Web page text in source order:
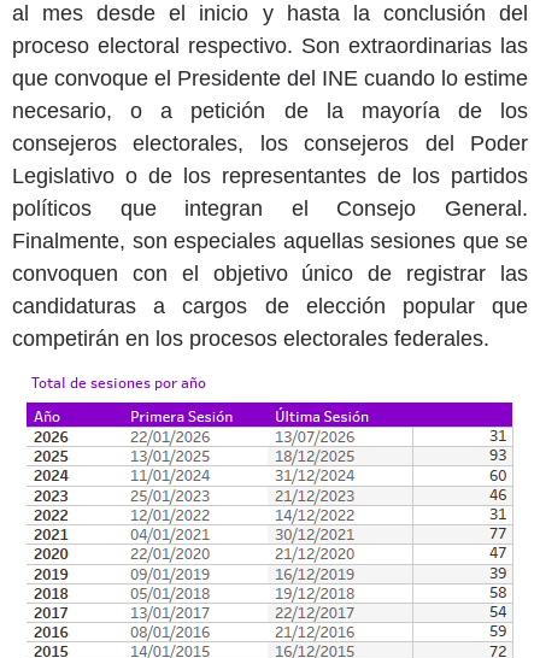
al mes desde el inicio y hasta la conclusión del
proceso electoral respectivo. Son extraordinarias las
que convoque el Presidente del INE cuando lo estime
necesario, o a petición de la mayoría de los
consejeros electorales, los consejeros del Poder
Legislativo o de los representantes de los partidos
políticos que integran el Consejo General.
Finalmente, son especiales aquellas sesiones que se
convoquen con el objetivo único de registrar las
candidaturas a cargos de elección popular que
competirán en los procesos electorales federales.